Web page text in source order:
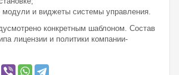
модули и виджеты системы управления.
конкретным шаблоном. Состав
лицензии и политики компании-